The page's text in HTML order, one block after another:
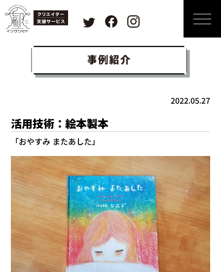
2022.05.27
活用技術：絵本製本
「おやすみ またあした」